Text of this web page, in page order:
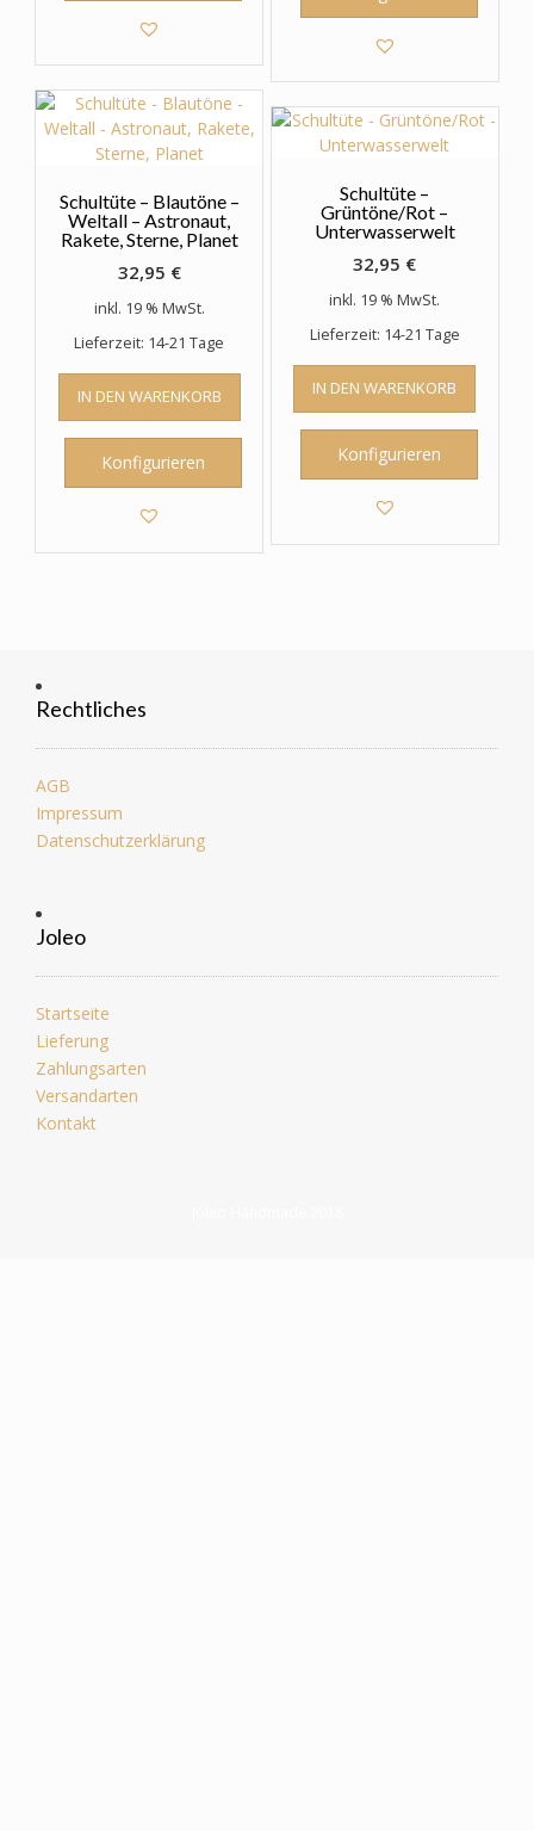
Schultüte – Blautöne –
Weltall – Astronaut,
Rakete, Sterne, Planet
32,95 €
inkl. 19 % MwSt.
Lieferzeit: 14-21 Tage
IN DEN WARENKORB
Konfigurieren
Schultüte –
Grüntöne/Rot –
Unterwasserwelt
32,95 €
inkl. 19 % MwSt.
Lieferzeit: 14-21 Tage
IN DEN WARENKORB
Konfigurieren
Rechtliches
AGB
Impressum
Datenschutzerklärung
Joleo
Startseite
Lieferung
Zahlungsarten
Versandarten
Kontakt